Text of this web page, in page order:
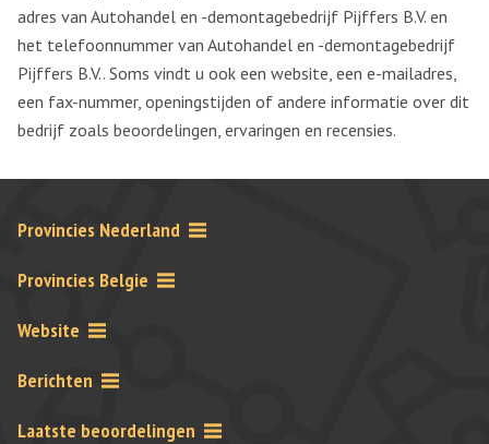
adres van Autohandel en -demontagebedrijf Pijffers B.V. en
het telefoonnummer van Autohandel en -demontagebedrijf
Pijffers B.V.. Soms vindt u ook een website, een e-mailadres,
een fax-nummer, openingstijden of andere informatie over dit
bedrijf zoals beoordelingen, ervaringen en recensies.
Provincies Nederland
Provincies Belgie
Website
Berichten
Laatste beoordelingen